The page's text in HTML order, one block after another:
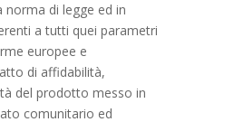
norma di legge ed in
a tutti quei parametri
europee e
di affidabilità,
del prodotto messo in
comunitario ed